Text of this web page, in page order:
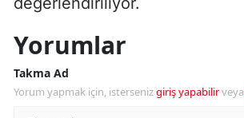
Yorumlar
Takma Ad
Yorum yapmak için, istersenizgiriş yapabilirveya